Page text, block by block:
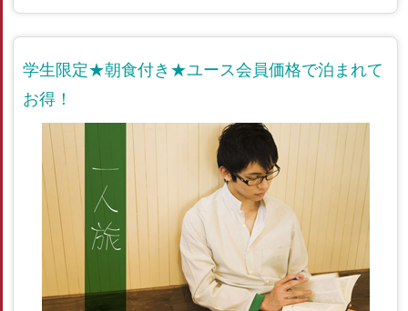
学生限定★朝食付き★ユース会員価格で泊まれて
お得！